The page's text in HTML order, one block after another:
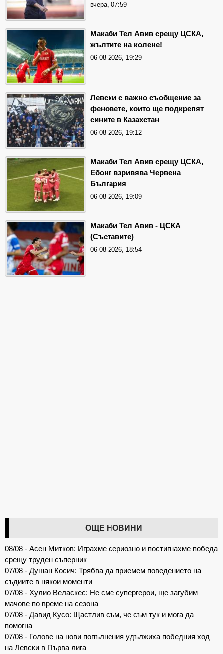
вчера, 07:59
Макаби Тел Авив срещу ЦСКА,
жълтите на колене!
06-08-2026, 19:29
Левски с важно съобщение за
феновете, които ще подкрепят
сините в Казахстан
06-08-2026, 19:12
Макаби Тел Авив срещу ЦСКА,
Ебонг взривява Червена
България
06-08-2026, 19:09
Макаби Тел Авив - ЦСКА
(Съставите)
06-08-2026, 18:54
ОЩЕ НОВИНИ
08/08 - Асен Митков: Играхме сериозно и постигнахме победа
срещу труден съперник
07/08 - Душан Косич: Трябва да приемем поведението на
съдиите в някои моменти
07/08 - Хулио Веласкес: Не сме супергерои, ще загубим
мачове по време на сезона
07/08 - Давид Кусо: Щастлив съм, че съм тук и мога да
помогна
07/08 - Голове на нови попълнения удължиха победния ход
на Левски в Първа лига